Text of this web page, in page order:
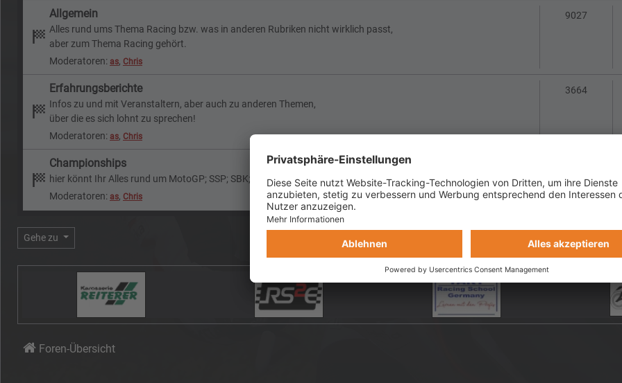
Allgemein
Alles rund ums Thema Racing bzw. was in anderen Rubriken nicht wirklich passt,
aber zum Thema Racing gehört.
Moderatoren: as, Chris
9027
Erfahrungsberichte
Infos zu und mit Veranstaltern, aber auch zu anderen Themen,
über die es sich lohnt zu sprechen!
Moderatoren: as, Chris
3664Themen
Championships
hier könnt Ihr Alles rund um MotoGP; SSP; SBK; IDM u.s.w. diskutieren...
Moderatoren: as, Chris
Gehe zu
Foren-Übersicht